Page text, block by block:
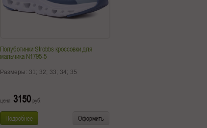
Полуботинки Strobbs кроссовки для
мальчика N1795-5
Размеры: 31; 32; 33; 34; 35
цена: 3150 руб.
Подробнее Оформить